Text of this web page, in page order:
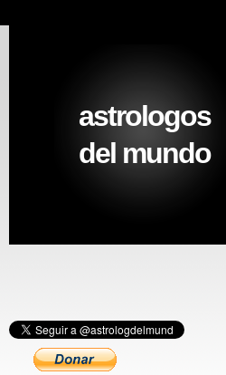
astrologos
del mundo